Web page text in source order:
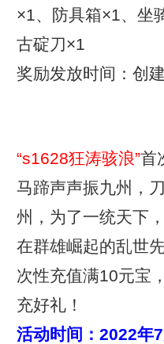
×1、防具箱×1、坐
古碇刀×1
奖励发放时间：创
“s1628狂涛骇浪”首
马蹄声声振九州，
州，为了一统天下
在群雄崛起的乱世
次性充值满10元宝
充好礼！
活动时间：2022年